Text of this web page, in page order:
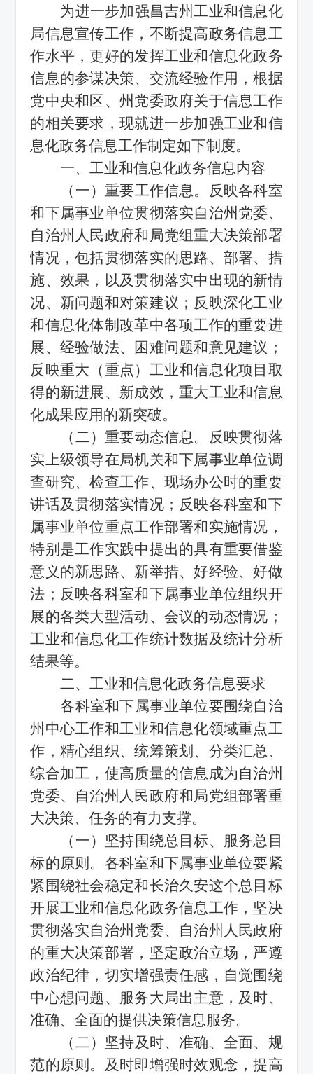
为进一步加强昌吉州工业和信息化
局信息宣传工作，不断提高政务信息工
作水平，更好的发挥工业和信息化政务
信息的参谋决策、交流经验作用，根据
党中央和区、州党委政府关于信息工作
的相关要求，现就进一步加强工业和信
息化政务信息工作制定如下制度。
一、工业和信息化政务信息内容
（一）重要工作信息。反映各科室
和下属事业单位贯彻落实自治州党委、
自治州人民政府和局党组重大决策部署
情况，包括贯彻落实的思路、部署、措
施、效果，以及贯彻落实中出现的新情
况、新问题和对策建议；反映深化工业
和信息化体制改革中各项工作的重要进
展、经验做法、困难问题和意见建议；
反映重大（重点） 工业和信息化项目取
得的新进展、新成效，重大工业和信息
化成果应用的新突破。
（二）重要动态信息。反映贯彻落
实上级领导在局机关和下属事业单位调
查研究、检查工作、现场办公时的重要
讲话及贯彻落实情况；反映各科室和下
属事业单位重点工作部署和实施情况，
特别是工作实践中提出的具有重要借鉴
意义的新思路、新举措、好经验、好做
法；反映各科室和下属事业单位组织开
展的各类大型活动、会议的动态情况；
工业和信息化工作统计数据及统计分析
结果等。
二、工业和信息化政务信息要求
各科室和下属事业单位要围绕自治
州中心工作和工业和信息化领域重点工
作，精心组织、统筹策划、分类汇总、
综合加工，使高质量的信息成为自治州
党委、自治州人民政府和局党组部署重
大决策、任务的有力支撑。
（一）坚持围绕总目标、服务总目
标的原则。各科室和下属事业单位要紧
紧围绕社会稳定和长治久安这个总目标
开展工业和信息化政务信息工作，坚决
贯彻落实自治州党委、自治州人民政府
的重大决策部署，坚定政治立场，严遵
政治纪律，切实增强责任感，自觉围绕
中心想问题、服务大局出主意，及时、
准确、全面的提供决策信息服务。
（二）坚持及时、准确、全面、规
范的原则。及时即增强时效观念，提高